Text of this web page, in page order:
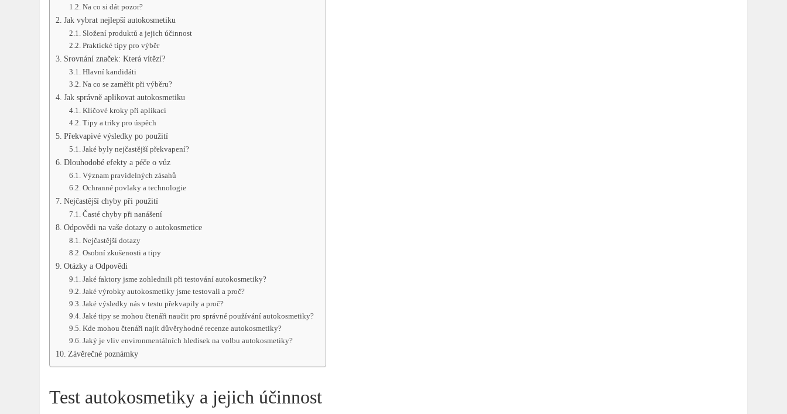
Na co si dát pozor?
Jak vybrat nejlepší autokosmetiku
Složení produktů a jejich účinnost
Praktické tipy pro výběr
Srovnání značek: Která vítězí?
Hlavní kandidáti
Na co se zaměřit při výběru?
Jak správně aplikovat autokosmetiku
Klíčové kroky při aplikaci
Tipy a triky pro úspěch
Překvapivé výsledky po použití
Jaké byly nejčastější překvapení?
Dlouhodobé efekty a péče o vůz
Význam pravidelných zásahů
Ochranné povlaky a technologie
Nejčastější chyby při použití
Časté chyby při nanášení
Odpovědi na vaše dotazy o autokosmetice
Nejčastější dotazy
Osobní zkušenosti a tipy
Otázky a Odpovědi
Jaké faktory jsme zohlednili při testování autokosmetiky?
Jaké výrobky autokosmetiky jsme testovali a proč?
Jaké výsledky nás v testu překvapily a proč?
Jaké tipy se mohou čtenáři naučit pro správné používání autokosmetiky?
Kde mohou čtenáři najít důvěryhodné recenze autokosmetiky?
Jaký je vliv environmentálních hledisek na volbu autokosmetiky?
Závěrečné poznámky
Test autokosmetiky a jejich účinnost